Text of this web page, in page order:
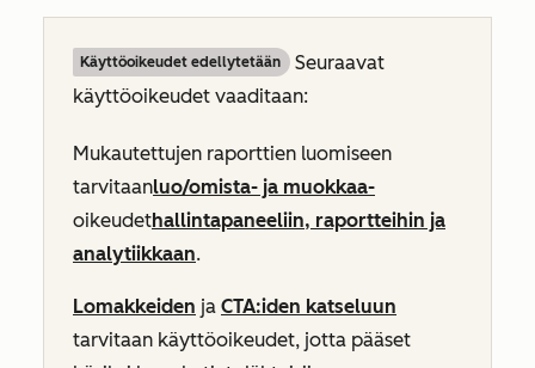
Käyttöoikeudet edellytetään
Seuraavat
käyttöoikeudet vaaditaan:
Mukautettujen raporttien luomiseen
tarvitaanluo/omista- ja muokkaa-
oikeudethallintapaneeliin, raportteihin ja
analytiikkaan.
Lomakkeiden ja CTA:iden katseluun
tarvitaan käyttöoikeudet, jotta pääset